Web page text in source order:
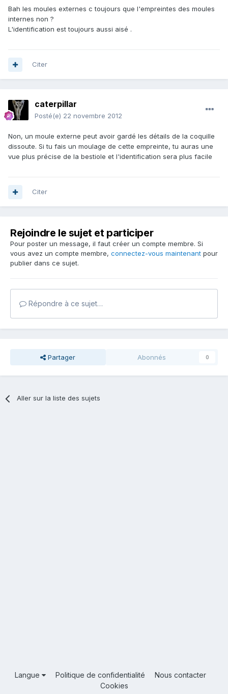
Bah les moules externes c toujours que l'empreintes des moules
internes non ?
L'identification est toujours aussi aisé .
Citer
caterpillar
Posté(e) 22 novembre 2012
Non, un moule externe peut avoir gardé les détails de la coquille
dissoute. Si tu fais un moulage de cette empreinte, tu auras une
vue plus précise de la bestiole et l'identification sera plus facile
Citer
Rejoindre le sujet et participer
Pour poster un message, il faut créer un compte membre. Si
vous avez un compte membre, connectez-vous maintenant pour
publier dans ce sujet.
Répondre à ce sujet…
Partager Abonnés 0
Aller sur la liste des sujets
Langue Politique de confidentialité
Nous contacter
Cookies